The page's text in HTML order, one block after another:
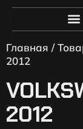
Главная /
2012
2012